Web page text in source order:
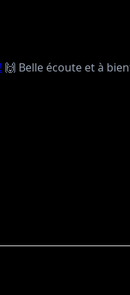
🙌 Belle écoute et à